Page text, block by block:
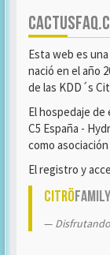
Esta web es
nació en el año
de las KDD´s
El hospedaje
C5 España -
como
El registro y
CitröFamily